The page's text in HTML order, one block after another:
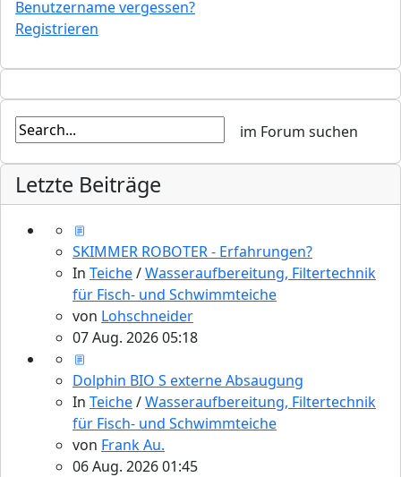
Benutzername vergessen?
Registrieren
Letzte Beiträge
SKIMMER ROBOTER - Erfahrungen?
In Teiche/Wasseraufbereitung, Filtertechnik
für Fisch- und Schwimmteiche
von Lohschneider
07 Aug. 2026 05:18
Dolphin BIO S externe Absaugung
In Teiche/Wasseraufbereitung, Filtertechnik
für Fisch- und Schwimmteiche
von Frank Au.
06 Aug. 2026 01:45